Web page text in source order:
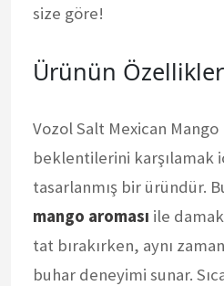
size göre!
Ürünün
Vozol Salt Mexican Mango
beklentilerini karşılamak
tasarlanmış bir üründür.
mango aroması ile
tat bırakırken, aynı
buhar deneyimi sunar.